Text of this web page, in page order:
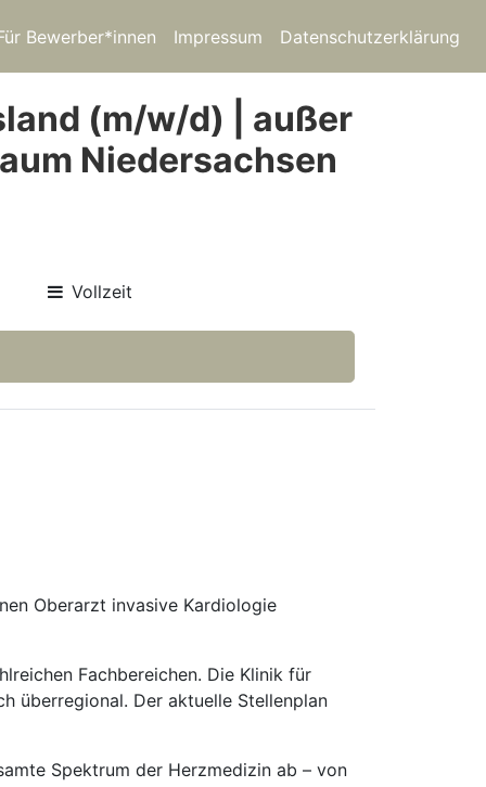
Bewerber*innen Impressum Datenschutzerklärung
(m/w/d) | außer
Niedersachsen
Vollzeit
Oberarzt invasive Kardiologie
Fachbereichen. Die Klinik für
überregional. Der aktuelle Stellenplan
Spektrum der Herzmedizin ab – von